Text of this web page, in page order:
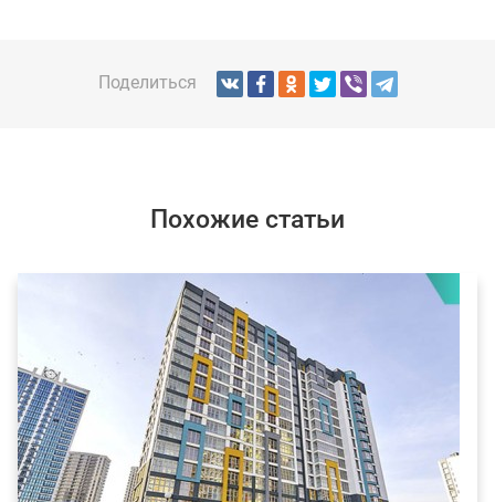
Поделиться
Похожие статьи